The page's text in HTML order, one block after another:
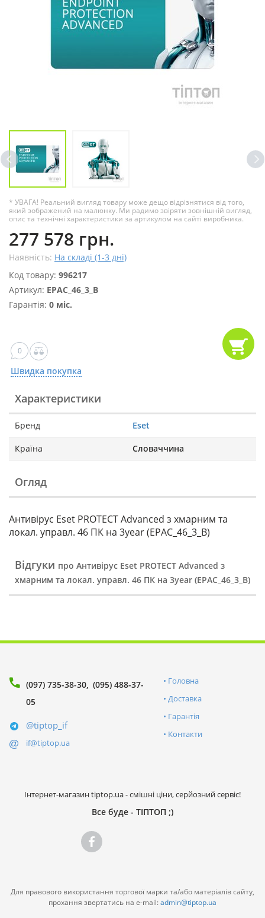
* УВАГА! Реальний вигляд товару може дещо відрізнятися від того,
який зображений на малюнку. Ми радимо звіряти зовнішній вигляд,
опис та технічні характеристики за артикулом на сайті виробника.
277 578 грн.
Наявність: На складі (1-3 дні)
Код товару: 996217
Артикул: EPAC_46_3_B
Гарантія: 0 міс.
0
Швидка покупка
Характеристики
Бренд Eset
Країна Словаччина
Огляд
Антивірус Eset PROTECT Advanced з хмарним та
локал. управл. 46 ПК на 3year (EPAC_46_3_B)
Відгуки про Антивірус Eset PROTECT Advanced з
хмарним та локал. управл. 46 ПК на 3year (EPAC_46_3_B)
(097) 735-38-30 (095) 488-37-
05
@tiptop_if
if@tiptop.ua
Головна
Доставка
Гарантія
Контакти
Інтернет-магазин tiptop.ua - смішні ціни, серйозний сервіс!
Все буде - ТІПТОП ;)
Для правового використання торгової марки та/або матеріалів сайту,
прохання звертатись на e-mail:admin@tiptop.ua